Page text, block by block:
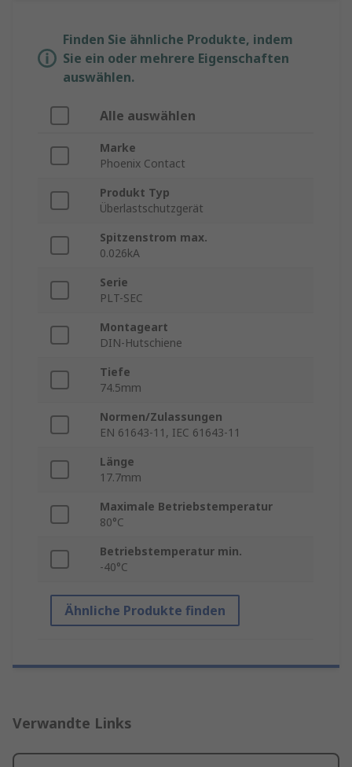
Finden Sie ähnliche Produkte, indem
Sie ein oder mehrere Eigenschaften
auswählen.
Alle auswählen
Marke
Phoenix Contact
Produkt Typ
Überlastschutzgerät
Spitzenstrom max.
0.026kA
Serie
PLT-SEC
Montageart
DIN-Hutschiene
Tiefe
74.5mm
Normen/Zulassungen
EN 61643-11, IEC 61643-11
Länge
17.7mm
Maximale Betriebstemperatur
80°C
Betriebstemperatur min.
-40°C
Ähnliche Produkte finden
Verwandte Links